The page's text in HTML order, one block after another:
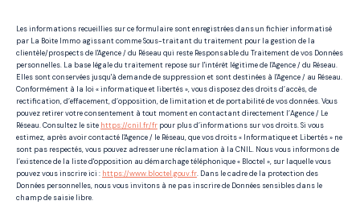
Les informations recueillies sur ce formulaire sont enregistrées dans un fichier informatisé
par La Boite Immo agissant comme Sous-traitant du traitement pour la gestion de la
clientèle/prospects de l'Agence / du Réseau qui reste Responsable du Traitement de vos Données
personnelles. La base légale du traitement repose sur l'intérêt légitime de l'Agence / du Réseau.
Elles sont conservées jusqu'à demande de suppression et sont destinées à l'Agence / au Réseau.
Conformément à la loi « informatique et libertés », vous disposez des droits d’accès, de
rectification, d’effacement, d’opposition, de limitation et de portabilité de vos données. Vous
pouvez retirer votre consentement à tout moment en contactant directement l’Agence / Le
Réseau. Consultez le site https://cnil.fr/fr pour plus d’informations sur vos droits. Si vous
estimez, après avoir contacté l'Agence / le Réseau, que vos droits « Informatique et Libertés » ne
sont pas respectés, vous pouvez adresser une réclamation à la CNIL. Nous vous informons de
l’existence de la liste d'opposition au démarchage téléphonique « Bloctel », sur laquelle vous
pouvez vous inscrire ici : https://www.bloctel.gouv.fr. Dans le cadre de la protection des
Données personnelles, nous vous invitons à ne pas inscrire de Données sensibles dans le
champ de saisie libre.